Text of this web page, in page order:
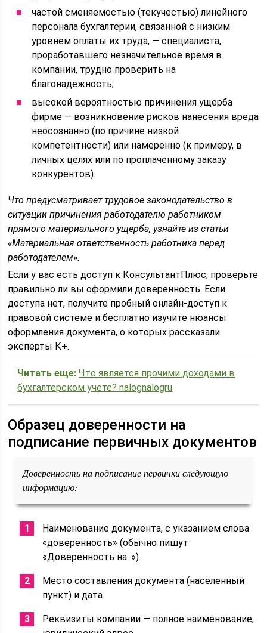
частой сменяемостью (текучестью) линейного
персонала бухгалтерии, связанной с низким
уровнем оплаты их труда, — специалиста,
проработавшего незначительное время в
компании, трудно проверить на
благонадежность;
высокой вероятностью причинения ущерба
фирме — возникновение рисков нанесения вреда
неосознанно (по причине низкой
компетентности) или намеренно (к примеру, в
личных целях или по проплаченному заказу
конкурентов).
Что предусматривает трудовое законодательство в
ситуации причинения работодателю работником
прямого материального ущерба, узнайте из статьи
«Материальная ответственность работника перед
работодателем».
Если у вас есть доступ к КонсультантПлюс, проверьте
правильно ли вы оформили доверенность. Если
доступа нет, получите пробный онлайн-доступ к
правовой системе и бесплатно изучите нюансы
оформления документа, о которых рассказали
эксперты К+.
Читать еще: Что является прочими доходами в
бухгалтерском учете? nalognalogru
Образец доверенности на
подписание первичных документов
Доверенность на подписание первички следующую
информацию:
Наименование документа, с указанием слова
«доверенность» (обычно пишут
«Доверенность на. »).
Место составления документа (населенный
пункт) и дата.
Реквизиты компании — полное наименование,